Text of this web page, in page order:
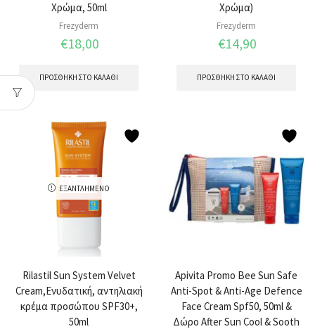
Χρώμα, 50ml
Frezyderm
€18,00
ΠΡΟΣΘΉΚΗ ΣΤΟ ΚΑΛΆΘΙ
Χρώμα)
Frezyderm
€14,90
ΠΡΟΣΘΉΚΗ ΣΤΟ ΚΑΛΆΘΙ
ΕΞΑΝΤΛΗΜΈΝΟ
Rilastil Sun System Velvet
Cream,Ενυδατική, αντηλιακή
κρέμα προσώπου SPF30+,
50ml
Apivita Promo Bee Sun Safe
Anti-Spot & Anti-Age Defence
Face Cream Spf50, 50ml &
Δώρο After Sun Cool & Sooth